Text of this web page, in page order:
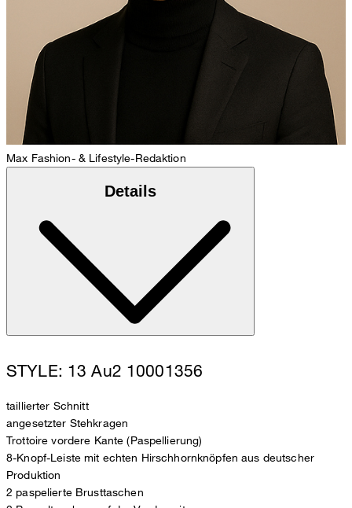
Max Fashion- & Lifestyle-Redaktion
Details
STYLE: 13 Au2 10001356
taillierter Schnitt
angesetzter Stehkragen
Trottoire vordere Kante (Paspellierung)
8-Knopf-Leiste mit echten Hirschhornknöpfen aus deutscher
Produktion
2 paspelierte Brusttaschen